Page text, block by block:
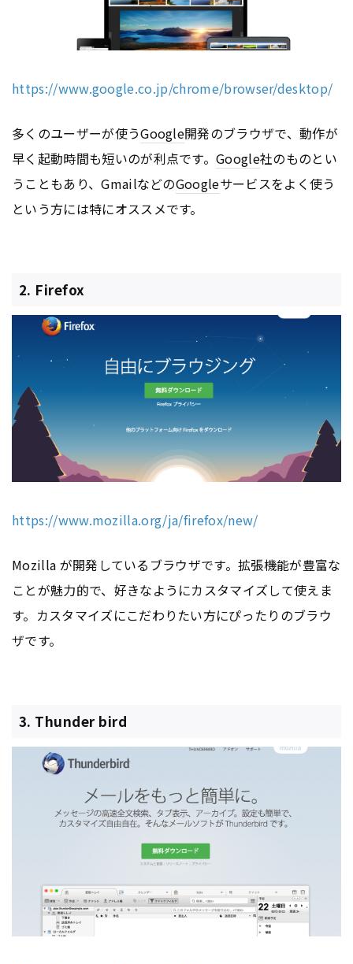
https://www.google.co.jp/chrome/browser/desktop/
多くのユーザーが使うGoogle開発のブラウザで、動作が
早く起動時間も短いのが利点です。Google社のものとい
うこともあり、GmailなどのGoogleサービスをよく使う
という方には特にオススメです。
2. Firefox
https://www.mozilla.org/ja/firefox/new/
Mozilla が開発しているブラウザです。拡張機能が豊富な
ことが魅力的で、好きなようにカスタマイズして使えま
す。カスタマイズにこだわりたい方にぴったりのブラウ
ザです。
3. Thunder bird